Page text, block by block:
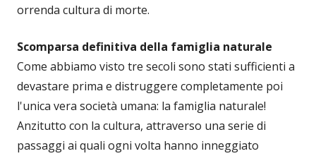
orrenda cultura di morte.
Scomparsa definitiva della famiglia naturale
Come abbiamo visto tre secoli sono stati sufficienti a
devastare prima e distruggere completamente poi
l'unica vera società umana: la famiglia naturale!
Anzitutto con la cultura, attraverso una serie di
passaggi ai quali ogni volta hanno inneggiato